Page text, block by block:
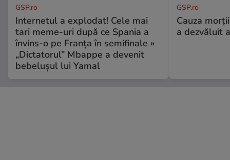
GSP.ro
Internetul a explodat! Cele mai
tari meme-uri după ce Spania a
învins-o pe Franța în semifinale »
„Dictatorul” Mbappe a devenit
bebelușul lui Yamal
GSP.ro
Cauza
a dezvăluit